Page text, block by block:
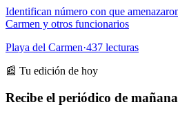
Identifican número con que
Carmen y otros funcionarios
Playa del Carmen·437 lecturas
📰 Tu edición de hoy
Recibe el periódico de